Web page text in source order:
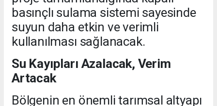
basınçlı sulama sistemi sayesinde
suyun daha etkin ve verimli
kullanılması sağlanacak.
Su Kayıpları Azalacak, Verim
Artacak
Bölgenin en önemli tarımsal altyapı